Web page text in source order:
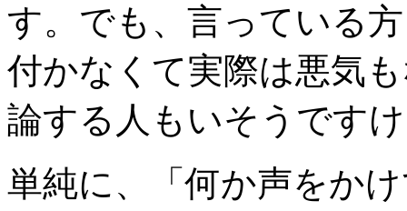
す。でも、言っている
付かなくて実際は悪気
論する人もいそうです
単純に、「何か声をか